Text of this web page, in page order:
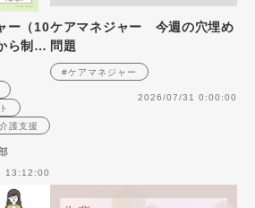
ー（10
ら制度
える
護支援
13:12:00
ケアマネジャー 今週の穴埋め
問題
#ケアマネジャー
2026/07/31 0:00:00